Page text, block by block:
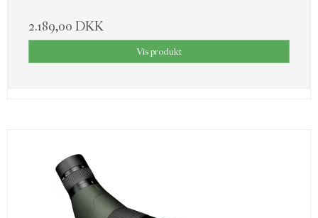
2.189,00 DKK
Vis produkt